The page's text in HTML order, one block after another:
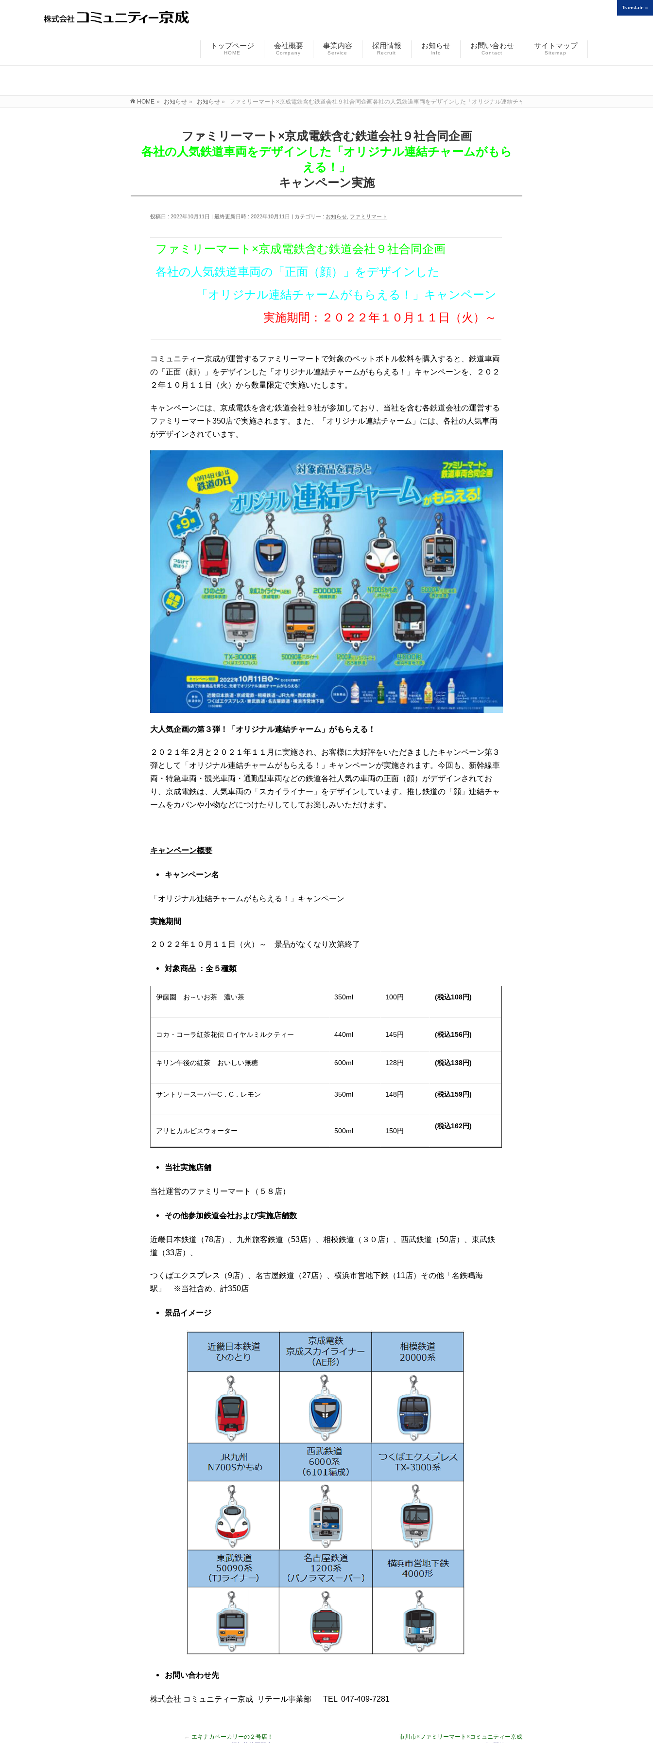
トップページ
HOME
会社概要
Company
事業内容
Service
採用情報
Recruit
お知らせ
Info
お問い合わせ
Contact
サイトマップ
Sitemap
HOME » お知らせ » お知らせ » ファミリーマート×京成電鉄含む鉄道会社９社合同企画各社の人気鉄道車両をデザインした「オリジナル連結チャームがもらえる！」キャンペーン実施
ファミリーマート×京成電鉄含む鉄道会社９社合同企画
各社の人気鉄道車両をデザインした「オリジナル連結チャームがもら
える！」
キャンペーン実施
投稿日 : 2022年10月11日 最終更新日時 : 2022年10月11日 カテゴリー : お知らせ ファミリマート
ファミリーマート×京成電鉄含む鉄道会社９社合同企画
各社の人気鉄道車両の「正面（顔）」をデザインした
「オリジナル連結チャームがもらえる！」キャンペーン
実施期間：２０２２年１０月１１日（火）～
コミュニティー京成が運営するファミリーマートで対象のペットボトル飲料を購入すると、鉄道車両
の「正面（顔）」をデザインした「オリジナル連結チャームがもらえる！」キャンペーンを、２０２
２年１０月１１日（火）から数量限定で実施いたします。
キャンペーンには、京成電鉄を含む鉄道会社９社が参加しており、当社を含む各鉄道会社の運営する
ファミリーマート350店で実施されます。また、「オリジナル連結チャーム」には、各社の人気車両
がデザインされています。
大人気企画の第３弾！「オリジナル連結チャーム」がもらえる！
２０２１年２月と２０２１年１１月に実施され、お客様に大好評をいただきましたキャンペーン第３
弾として「オリジナル連結チャームがもらえる！」キャンペーンが実施されます。今回も、新幹線車
両・特急車両・観光車両・通勤型車両などの鉄道各社人気の車両の正面（顔）がデザインされてお
り、京成電鉄は、人気車両の「スカイライナー」をデザインしています。推し鉄道の「顔」連結チャ
ームをカバンや小物などにつけたりしてしてお楽しみいただけます。
キャンペーン概要
キャンペーン名
「オリジナル連結チャームがもらえる！」キャンペーン
実施期間
２０２２年１０月１１日（火）～ 景品がなくなり次第終了
対象商品 ：全５種類
伊藤園 お～いお茶 濃い茶 350ml 100円 (税込108円)
コカ・コーラ紅茶花伝 ロイヤルミルクティー 440ml 145円 (税込156円)
キリン午後の紅茶 おいしい無糖 600ml 128円 (税込138円)
サントリースーパーC．C．レモン 350ml 148円 (税込159円)
アサヒカルピスウォーター 500ml 150円
(税込162円)
当社実施店舗
当社運営のファミリーマート（５８店）
その他参加鉄道会社および実施店舗数
近畿日本鉄道（78店）、九州旅客鉄道（53店）、相模鉄道（３０店）、西武鉄道（50店）、東武鉄
道（33店）、
つくばエクスプレス（9店）、名古屋鉄道（27店）、横浜市営地下鉄（11店）その他「名鉄鳴海
駅」 ※当社含め、計350店
景品イメージ
お問い合わせ先
株式会社 コミュニティー京成 リテール事業部 TEL 047-409-7281
← エキナカベーカリーの２号店！
市川市×ファミリーマート×コミュニティー京成
Translate »